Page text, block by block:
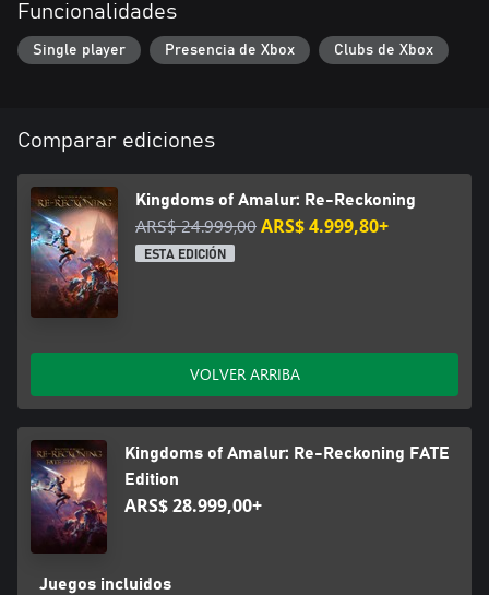
Funcionalidades
Single player Presencia de Xbox Clubs de Xbox
Comparar ediciones
Kingdoms of Amalur: Re-Reckoning
ARS$ 24.999,00ARS$ 4.999,80+
ESTA EDICIÓN
VOLVER ARRIBA
Kingdoms of Amalur: Re-Reckoning FATE
Edition
ARS$ 28.999,00+
Juegos incluidos